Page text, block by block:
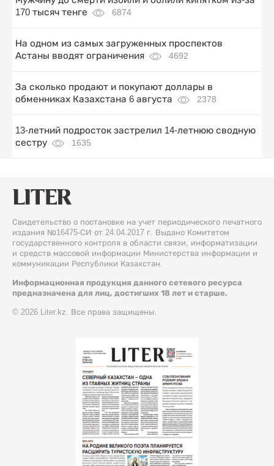
170 тысяч тенге
6874
На одном из самых загруженных проспектов
Астаны вводят ограничения
4692
За сколько продают и покупают доллары в
обменниках Казахстана 6 августа
2378
13-летний подросток застрелил 14-летнюю сводную
сестру
1635
Свидетельство о постановке на учет периодического печатного
издания №16475-СИ от 24.04.2017 г. Выдано Комитетом
государственного контроля в области связи, информатизации
и средств массовой информации Министерства информации и
коммуникации Республики Казахстан.
Информационная продукция данного сетевого ресурса
предназначена для лиц, достигших 18 лет и старше.
© 2026 Liter.kz. Все права защищены.